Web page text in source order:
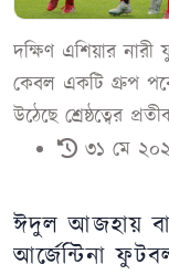
দক্ষিণ এশিয়ার
কেবল একটি গ্রুপ
উঠেছে শ্রেষ্ঠত্বের
৩১ মে
ঈদুল আজহায়
আর্জেন্টিনা